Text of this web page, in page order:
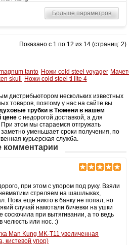
Больше параметров
Показано с 1 по 12 из 14 (страниц: 2)
tanto Ножи cold steel voyager
skull Ножи cold steel ti lite 4
дистрибьютором нескольких известных
товаров, поэтому у нас на сайте вы
духовые трубки в Тюмени в нашем
цене с недорогой доставкой, а для
этом мы стараемся отгружать
уменьшает сроки получения, по
курьерская служба.
комментарии
при этом с упором под руку. Взяли
стреляем на шашлыках,
Пока еще никто в банку не попал, но
случай намотали бичевки на ушки
соскочила при вытягивании, а то ведь
челюсть или нос. :)
Man Kung MK-T11 увеличенная
кистевой упор)